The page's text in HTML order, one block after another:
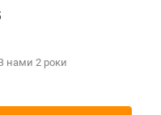
нами 2 роки